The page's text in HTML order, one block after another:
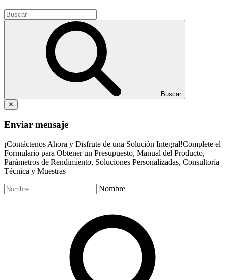
Buscar
✕
Enviar mensaje
¡Contáctenos Ahora y Disfrute de una Solución Integral!Complete el
Formulario para Obtener un Presupuesto, Manual del Producto,
Parámetros de Rendimiento, Soluciones Personalizadas, Consultoría
Técnica y Muestras
Nombre